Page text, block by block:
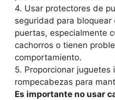
4. Usar protectores de
seguridad para bloquear
puertas, especialmente
cachorros o tienen
comportamiento.
5. Proporcionar juguetes
rompecabezas para
Es importante no usar